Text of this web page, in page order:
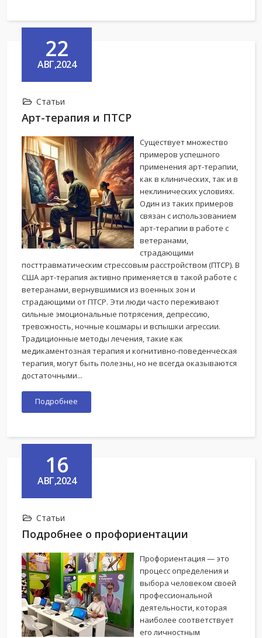
22
АВГ,2024
Статьи
Арт-терапия и ПТСР
Существует множество
примеров успешного
применения арт-терапии,
как в клинических, так и в
неклинических условиях.
Один из таких примеров
связан с использованием
арт-терапии в работе с
ветеранами,
страдающими
посттравматическим стрессовым расстройством (ПТСР). В
США арт-терапия активно применяется в такой работе с
ветеранами, вернувшимися из военных зон и
страдающими от ПТСР. Эти люди часто переживают
сильные эмоциональные потрясения, депрессию,
тревожность, ночные кошмары и вспышки агрессии.
Традиционные методы лечения, такие как
медикаментозная терапия и когнитивно-поведенческая
терапия, могут быть полезны, но не всегда оказываются
достаточными...
Подробнее
16
АВГ,2024
Статьи
Подробнее о профориентации
Профориентация — это
процесс определения и
выбора человеком своей
профессиональной
деятельности, которая
наиболее соответствует
его личностным